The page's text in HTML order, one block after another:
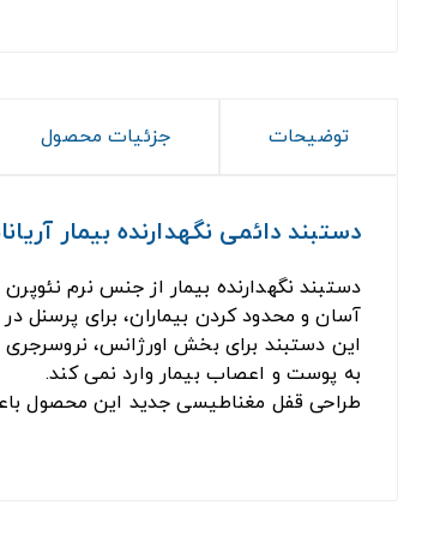
توضیحات جزئیات محصول
دستبند دائمى نگهدارنده بیمار
دستبند نگهدارنده بیمار از جنس نرم نئوپرن
آسان و محدود کردن بیماران، برای پرسنل
این دستبند برای بخش اورژانس، نروسرجری
به پوست و اعصاب بیمار وارد نمی کند.
طراحی قفل مغناطیسی جدید این محصول